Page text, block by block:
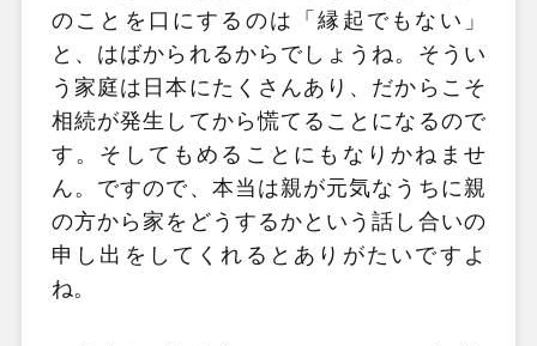
のことを口にするのは「縁起でもない」
と、はばかられるからでしょうね。そうい
う家庭は日本にたくさんあり、だからこそ
相続が発生してから慌てることになるので
す。そしてもめることにもなりかねませ
ん。ですので、本当は親が元気なうちに親
の方から家をどうするかという話し合いの
申し出をしてくれるとありがたいですよ
ね。